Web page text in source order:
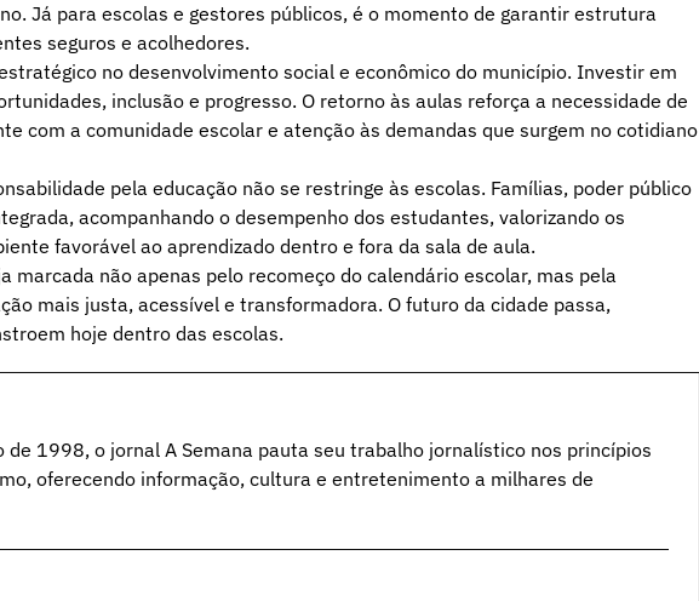
Já para escolas e gestores públicos, é o momento de garantir estrutura
seguros e acolhedores.
no desenvolvimento social e econômico do município. Investir em
inclusão e progresso. O retorno às aulas reforça a necessidade de
com a comunidade escolar e atenção às demandas que surgem no cotidiano
pela educação não se restringe às escolas. Famílias, poder público
acompanhando o desempenho dos estudantes, valorizando os
favorável ao aprendizado dentro e fora da sala de aula.
marcada não apenas pelo recomeço do calendário escolar, mas pela
mais justa, acessível e transformadora. O futuro da cidade passa,
hoje dentro das escolas.
de 1998, o jornal A Semana pauta seu trabalho jornalístico nos princípios
oferecendo informação, cultura e entretenimento a milhares de